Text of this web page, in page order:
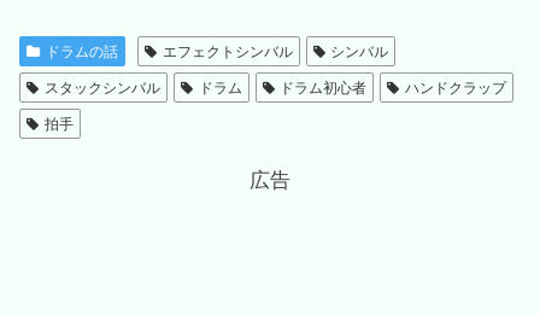
ドラムの話 エフェクトシンバル
シンバル
スタックシンバル
ドラム ドラム初心者
ハンドクラップ
拍手
広告